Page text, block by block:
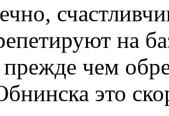
на
чем
это